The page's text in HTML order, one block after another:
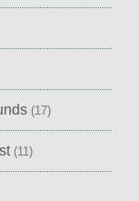
(17)
(11)